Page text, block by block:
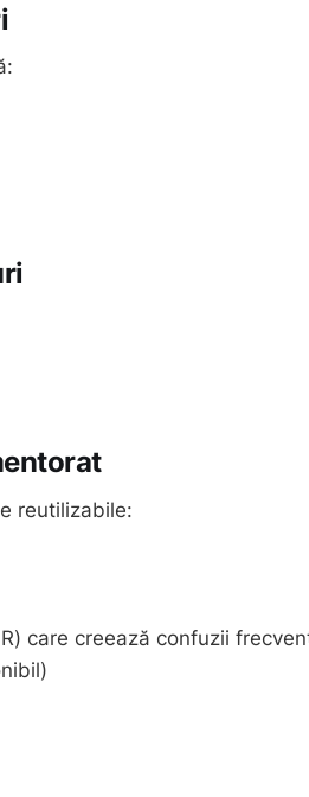
reutilizabile:
care creează confuzii